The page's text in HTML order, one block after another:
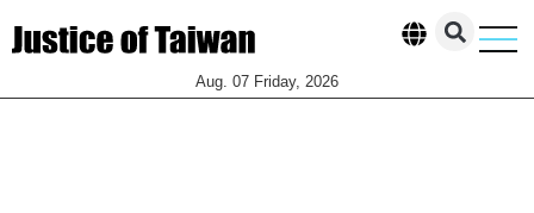
Aug. 07 Friday, 2026